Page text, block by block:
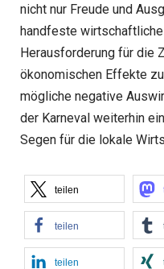
nicht nur Freude und
handfeste
Herausforderung für die
ökonomischen Effekte
mögliche negative
der Karneval weiterhin
Segen für die lokale
teilen
teilen
teilen